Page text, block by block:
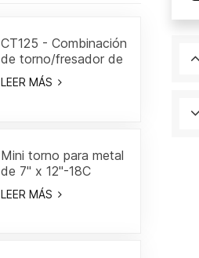
CT125 - Combinación
de torno/fresador de
7"
LEER MÁS
Mini torno para metal
de 7" x 12"-18C
LEER MÁS